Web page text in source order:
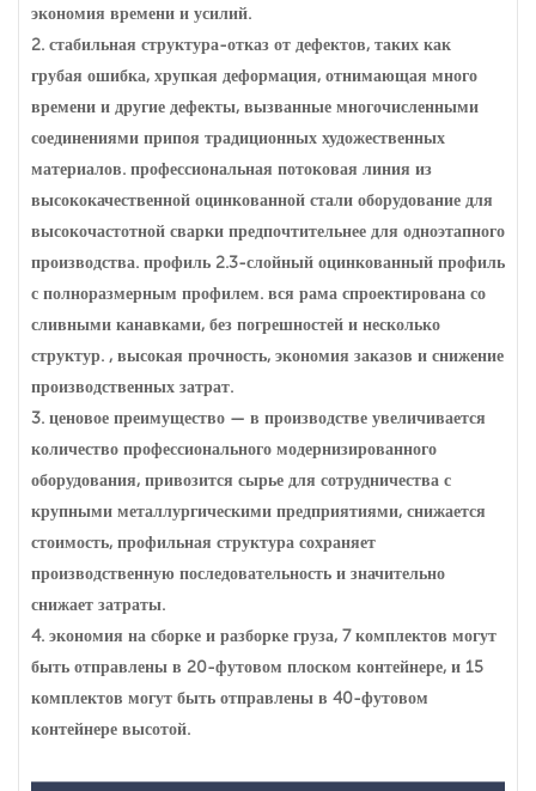
экономия времени и усилий.
2. стабильная структура-отказ от дефектов, таких как
грубая ошибка, хрупкая деформация, отнимающая много
времени и другие дефекты, вызванные многочисленными
соединениями припоя традиционных художественных
материалов. профессиональная потоковая линия из
высококачественной оцинкованной стали оборудование для
высокочастотной сварки предпочтительнее для одноэтапного
производства. профиль 2.3-слойный оцинкованный профиль
с полноразмерным профилем. вся рама спроектирована со
сливными канавками, без погрешностей и несколько
структур. , высокая прочность, экономия заказов и снижение
производственных затрат.
3. ценовое преимущество — в производстве увеличивается
количество профессионального модернизированного
оборудования, привозится сырье для сотрудничества с
крупными металлургическими предприятиями, снижается
стоимость, профильная структура сохраняет
производственную последовательность и значительно
снижает затраты.
4. экономия на сборке и разборке груза, 7 комплектов могут
быть отправлены в 20-футовом плоском контейнере, и 15
комплектов могут быть отправлены в 40-футовом
контейнере высотой.